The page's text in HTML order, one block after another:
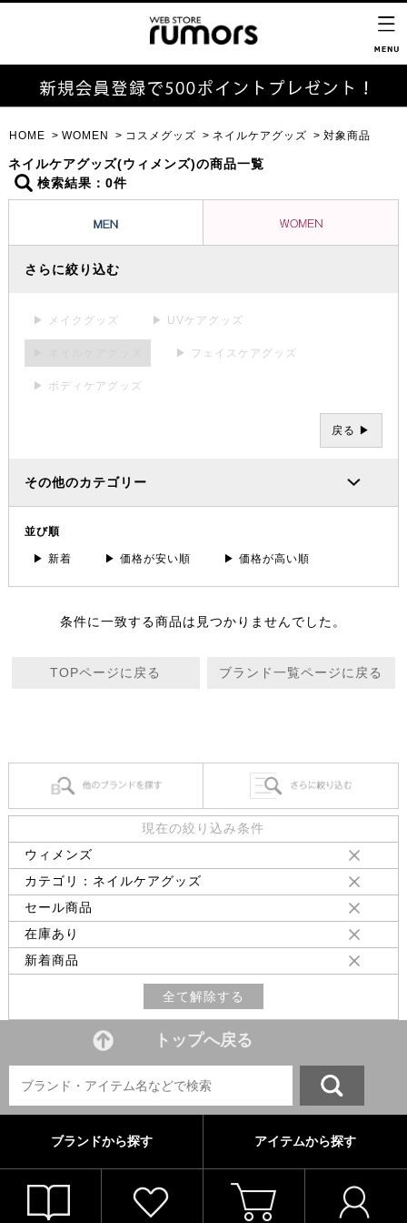
HOME WOMEN コスメグッズ ネイルケアグッズ 対象商品
ネイルケアグッズ(ウィメンズ)の商品一覧
検索結果：0件
さらに絞り込む
▶ メイクグッズ ▶ UVケアグッズ
▶ フェイスケアグッズ
▶ ボディケアグッズ
戻る ▶
その他のカテゴリー
並び順
▶ 新着 ▶ 価格が安い順 ▶ 価格が高い順
条件に一致する商品は見つかりませんでした。
TOPページに戻る ブランド一覧ページに戻る
現在の絞り込み条件
ウィメンズ
カテゴリ：ネイルケアグッズ
セール商品
在庫あり
新着商品
全て解除する
トップへ戻る
ブランドから探す アイテムから探す